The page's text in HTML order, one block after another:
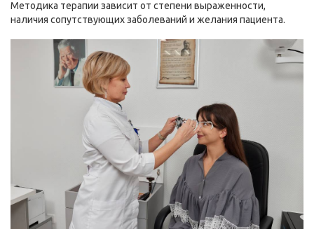
Методика терапии зависит от степени выраженности,
наличия сопутствующих заболеваний и желания пациента.